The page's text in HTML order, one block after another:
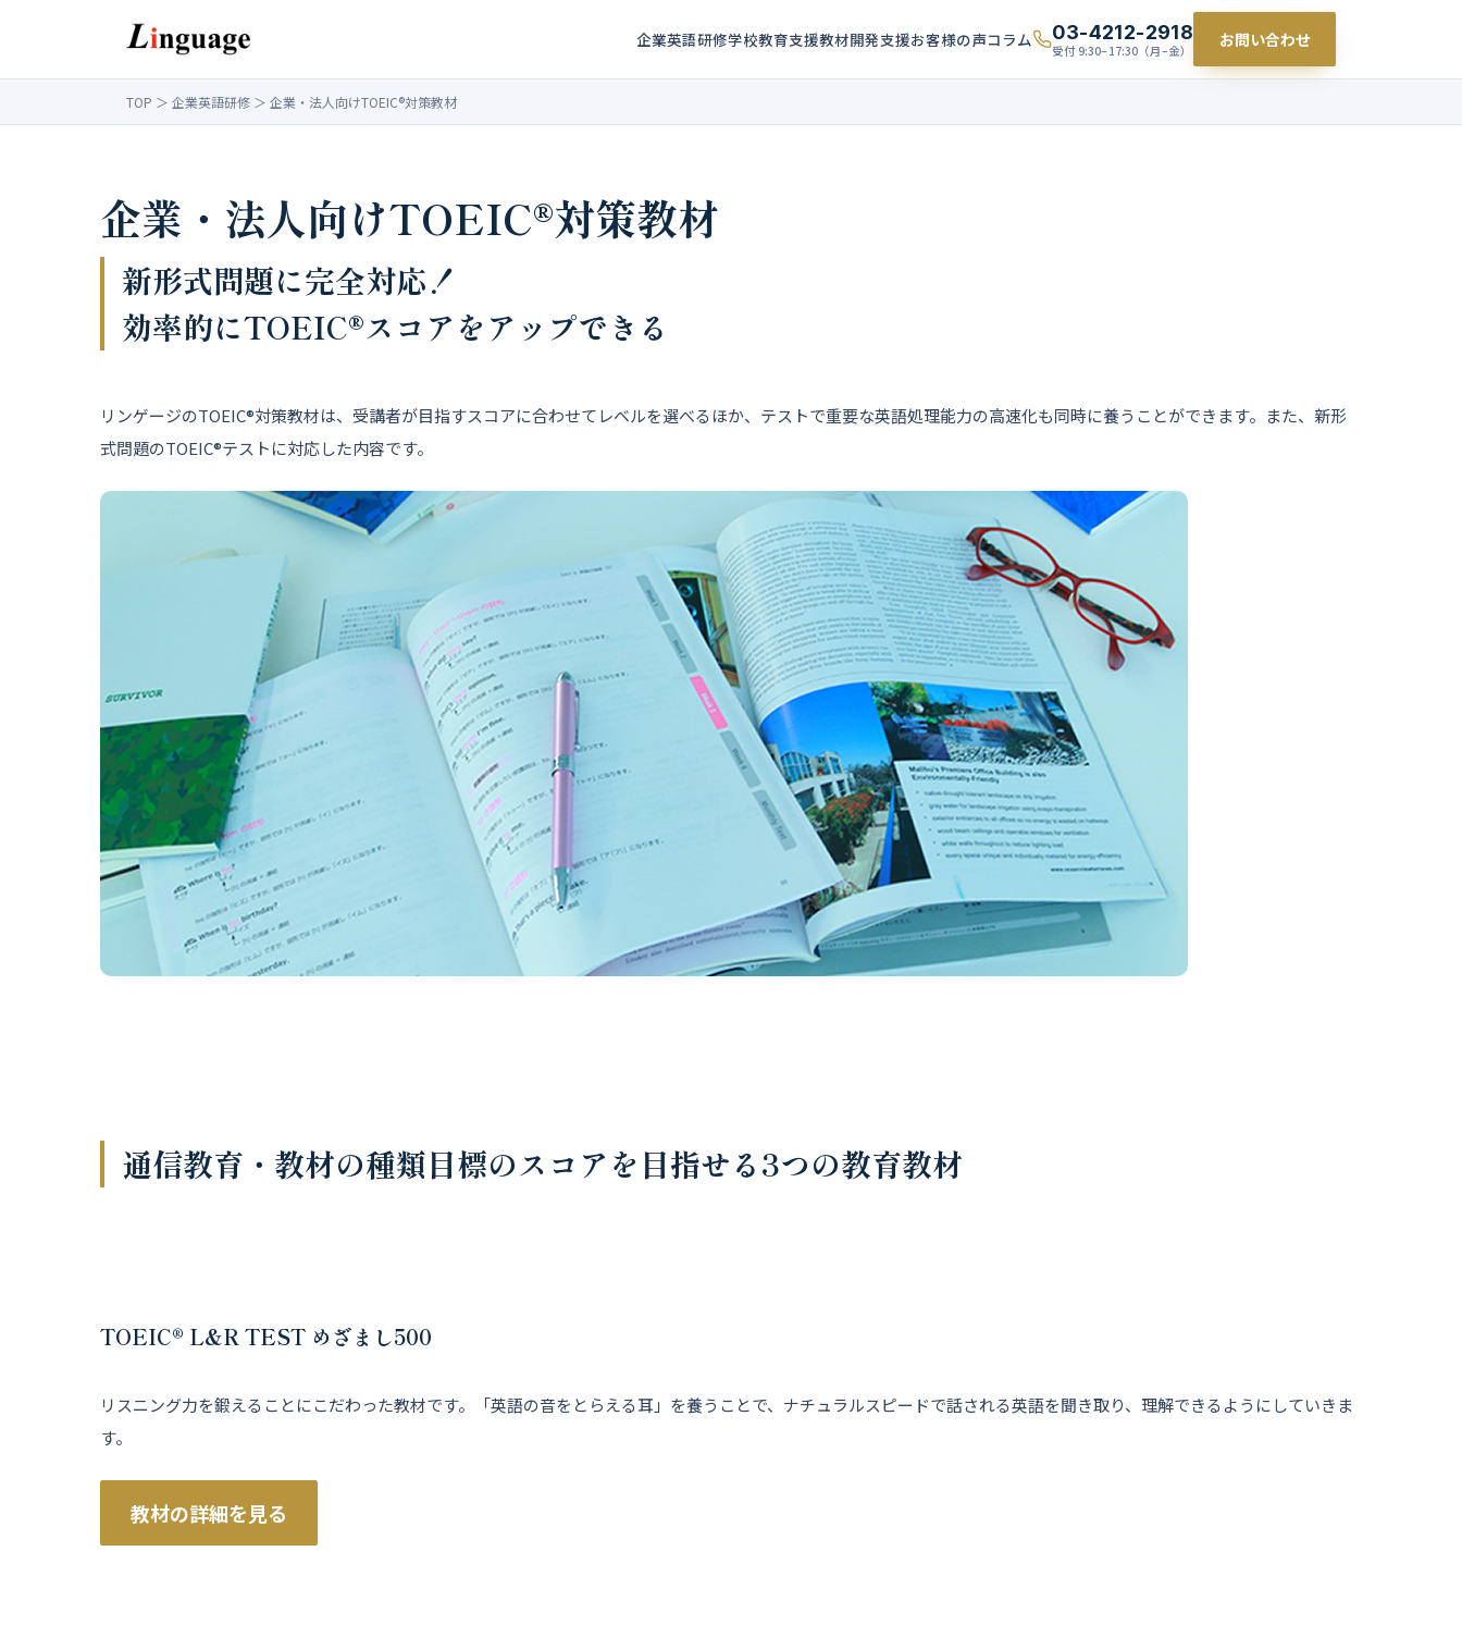
企業英語研修学校教育支援教材開発支援お客様の声コラム 03-4212-2918
受付 9:30–17:30（月–金）
お問い合わせ
TOP ＞ 企業英語研修 ＞ 企業・法人向けTOEIC®対策教材
企業・法人向けTOEIC®対策教材
新形式問題に完全対応！
効率的にTOEIC®スコアをアップできる
リンゲージのTOEIC®対策教材は、受講者が目指すスコアに合わせてレベルを選べるほか、テストで重要な英語処理能力の高速化も同時に養うことができます。また、新形
式問題のTOEIC®テストに対応した内容です。
通信教育・教材の種類目標のスコアを目指せる3つの教育教材
TOEIC® L&R TEST めざまし500
リスニング力を鍛えることにこだわった教材です。「英語の音をとらえる耳」を養うことで、ナチュラルスピードで話される英語を聞き取り、理解できるようにしていきま
す。
教材の詳細を見る